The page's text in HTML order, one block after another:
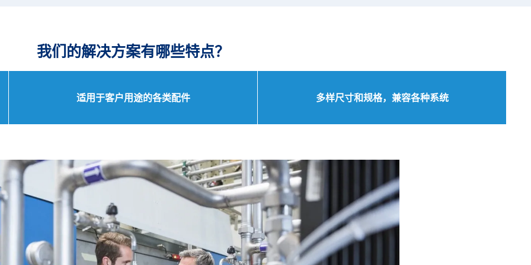
我们的解决方案有哪些特点？
适用于客户用途的各类配件 多样尺寸和规格，兼容各种系统